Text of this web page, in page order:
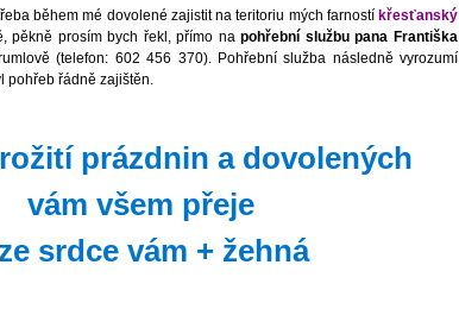
během mé dovolené zajistit na teritoriu mých farností křesťanský
pěkně prosím bych řekl, přímo napohřební službu pana Františka
(telefon: 602 456 370). Pohřební služba následně vyrozumí
pohřeb řádně zajištěn.
prázdnin a dovolených
vám všem přeje
srdce vám + žehná